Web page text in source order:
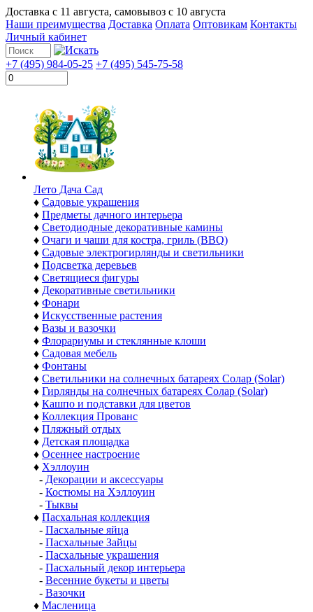
Доставка с 11 августа, самовывоз с 10 августа
Наши преимущества Доставка Оплата Оптовикам Контакты
Личный кабинет
+7 (495) 984-05-25 +7 (495) 545-75-58
Лето Дача Сад
♦ Садовые украшения
♦ Предметы дачного интерьера
♦ Светодиодные декоративные камины
♦ Очаги и чаши для костра, гриль (BBQ)
♦ Садовые электрогирлянды и светильники
♦ Подсветка деревьев
♦ Светящиеся фигуры
♦ Декоративные светильники
♦ Фонари
♦ Искусственные растения
♦ Вазы и вазочки
♦ Флорариумы и стеклянные клоши
♦ Садовая мебель
♦ Фонтаны
♦ Светильники на солнечных батареях Солар (Solar)
♦ Гирлянды на солнечных батареях Солар (Solar)
♦ Кашпо и подставки для цветов
♦ Коллекция Прованс
♦ Пляжный отдых
♦ Детская площадка
♦ Осеннее настроение
♦ Хэллоуин
- Декорации и аксессуары
- Костюмы на Хэллоуин
- Тыквы
♦ Пасхальная коллекция
- Пасхальные яйца
- Пасхальные Зайцы
- Пасхальные украшения
- Пасхальный декор интерьера
- Весенние букеты и цветы
- Вазочки
♦ Масленица